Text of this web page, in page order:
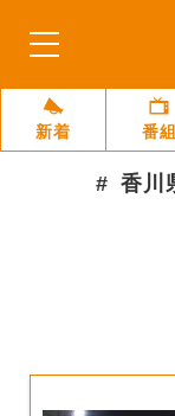
新着 番組
香川